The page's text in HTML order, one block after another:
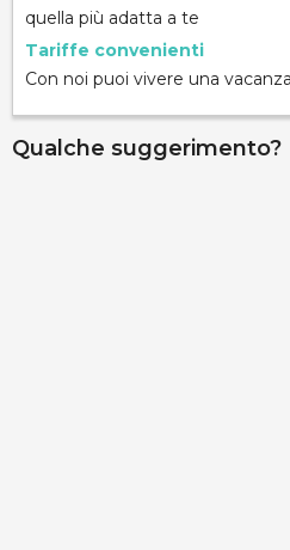
quella più adatta a te
Tariffe convenienti
Con noi puoi vivere una
Qualche suggerimento?